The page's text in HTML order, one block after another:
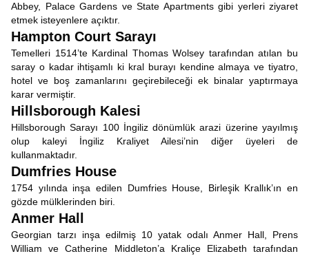
Abbey, Palace Gardens ve State Apartments gibi yerleri ziyaret
etmek isteyenlere açıktır.
Hampton Court Sarayı
Temelleri 1514’te Kardinal Thomas Wolsey tarafından atılan bu
saray o kadar ihtişamlı ki kral burayı kendine almaya ve tiyatro,
hotel ve boş zamanlarını geçirebileceği ek binalar yaptırmaya
karar vermiştir.
Hillsborough Kalesi
Hillsborough Sarayı 100 İngiliz dönümlük arazi üzerine yayılmış
olup kaleyi İngiliz Kraliyet Ailesi’nin diğer üyeleri de
kullanmaktadır.
Dumfries House
1754 yılında inşa edilen Dumfries House, Birleşik Krallık’ın en
gözde mülklerinden biri.
Anmer Hall
Georgian tarzı inşa edilmiş 10 yatak odalı Anmer Hall, Prens
William ve Catherine Middleton’a Kraliçe Elizabeth tarafından